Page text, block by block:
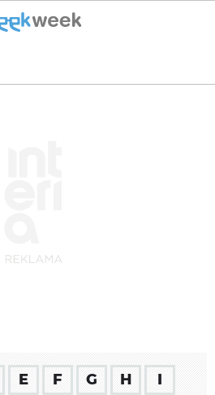
E F G H
I